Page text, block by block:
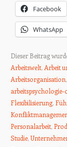
Facebook
WhatsApp
Dieser Beitrag
Arbeitswelt, Arbeit
Arbeitsorganisation,
Flexibilisierung,
Personalarbeit,
Studie,